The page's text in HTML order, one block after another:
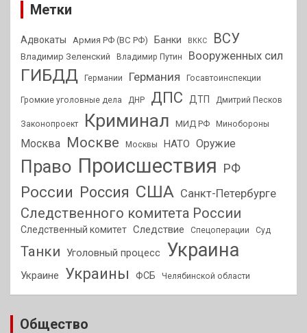
Метки
Адвокаты Армия РФ (ВС РФ) Банки ВККС ВСУ
Владимир Зеленский Владимир Путин Вооруженных сил
ГИБДД Германии Германия Госавтоинспекции
Громкие уголовные дела ДНР ДПС ДТП Дмитрий Песков
Законопроект Криминал МИД РФ Минобороны
Москва Москве Москвы НАТО Оружие
Право Происшествия РФ
России Россия США Санкт-Петербурге
Следственного комитета России
Следственный комитет Следствие Спецоперации Суд
Танки Уголовный процесс Украина
Украине Украины ФСБ Челябинской области
Общество